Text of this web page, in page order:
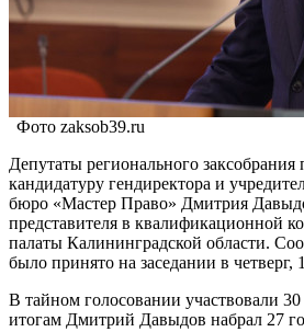
Фото zaksob39.ru
Депутаты регионального заксобрания
кандидатуру гендиректора и
бюро «Мастер Право» Дмитрия
представителя в квалификационной
палаты Калининградской области.
было принято на заседании в четверг,
В тайном голосовании участвовали
итогам Дмитрий Давыдов набрал 27